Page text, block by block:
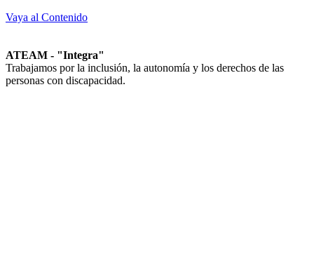
Vaya al Contenido
ATEAM - "Integra"
Trabajamos por la inclusión, la autonomía y los derechos de las
personas con discapacidad.